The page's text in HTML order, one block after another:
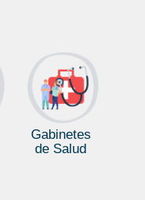
Gabinetes
de Salud